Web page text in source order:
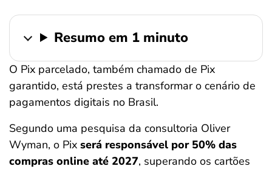
Resumo em 1 minuto
O Pix parcelado, também chamado de Pix
garantido, está prestes a transformar o cenário de
pagamentos digitais no Brasil.
Segundo uma pesquisa da consultoria Oliver
Wyman, o Pix será responsável por 50% das
compras online até 2027, superando os cartões